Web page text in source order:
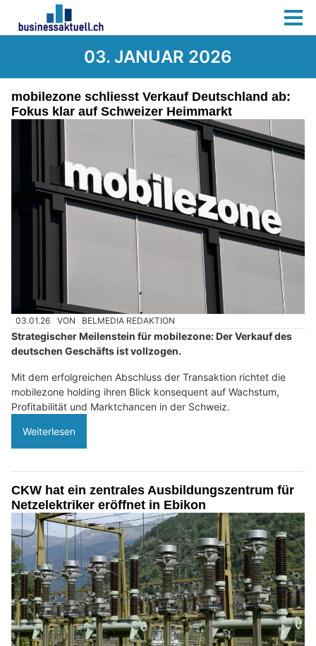
03. JANUAR 2026
mobilezone schliesst Verkauf Deutschland ab:
Fokus klar auf Schweizer Heimmarkt
03.01.26 VON BELMEDIA REDAKTION
Strategischer Meilenstein für mobilezone: Der Verkauf des
deutschen Geschäfts ist vollzogen.
Mit dem erfolgreichen Abschluss der Transaktion richtet die
mobilezone holding ihren Blick konsequent auf Wachstum,
Profitabilität und Marktchancen in der Schweiz.
Weiterlesen
CKW hat ein zentrales Ausbildungszentrum für
Netzelektriker eröffnet in Ebikon